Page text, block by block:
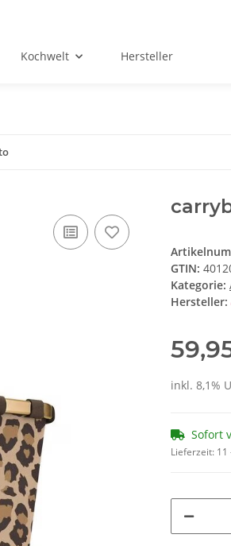
Kochwelt Hersteller
GTIN:
Kategorie:
Hersteller:
inkl. 8,1%
Sofort
Lieferzeit: 11